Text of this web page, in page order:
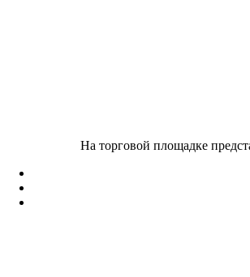
На торговой площадке